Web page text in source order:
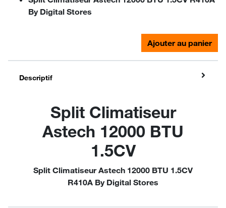
By Digital Stores
Ajouter au panier
Descriptif
Split Climatiseur
Astech 12000 BTU
1.5CV
Split Climatiseur Astech 12000 BTU 1.5CV
R410A By Digital Stores